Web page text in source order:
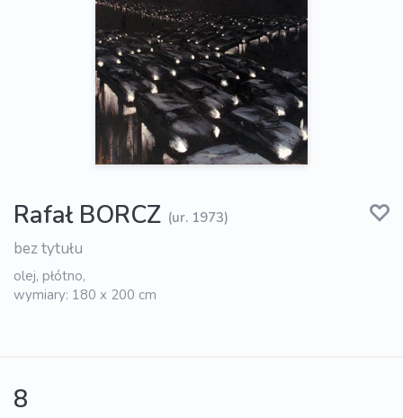
Rafał BORCZ (ur. 1973)
bez tytułu
olej, płótno,
wymiary: 180 x 200 cm
8